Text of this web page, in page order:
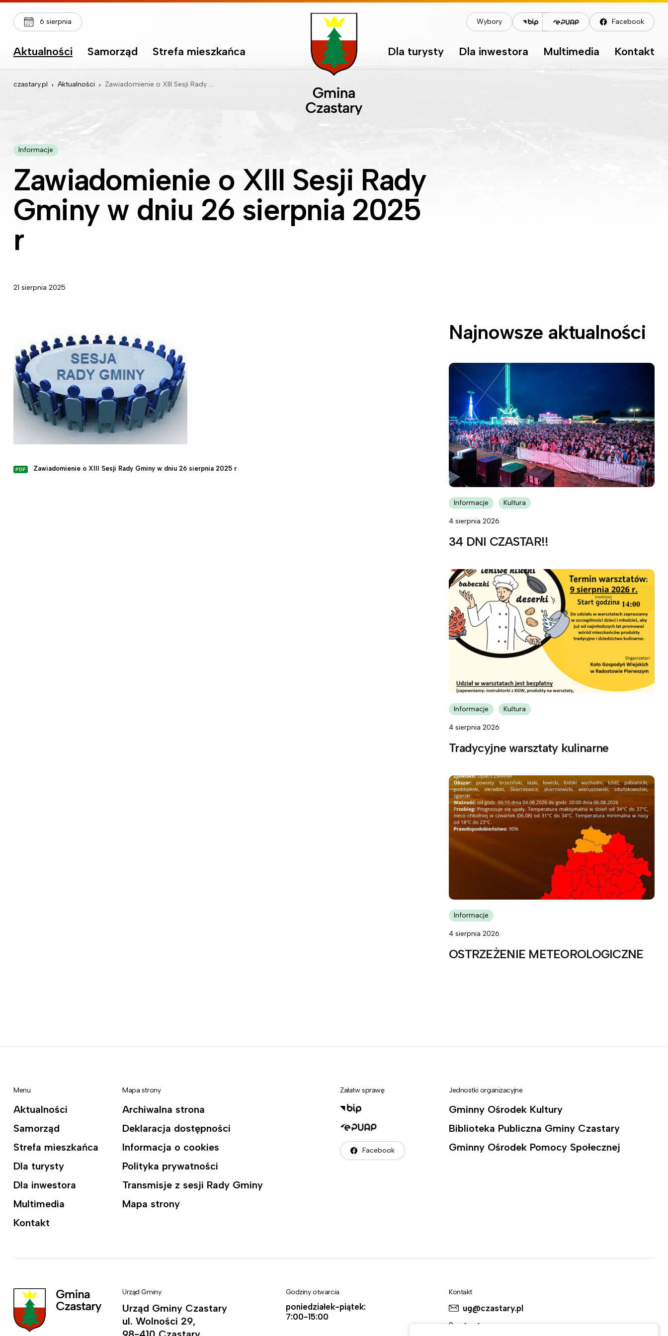
6 sierpnia Wybory Facebook
Aktualności Samorząd Strefa mieszkańca Dla turysty Dla inwestora Multimedia Kontakt
czastary.pl Aktualności Zawiadomienie o XIII Sesji Rady Gminy w dniu 26 sierpnia 2025 r
Informacje
Zawiadomienie o XIII Sesji Rady
Gminy w dniu 26 sierpnia 2025
r
21 sierpnia 2025
Zawiadomienie o XIII Sesji Rady Gminy w dniu 26 sierpnia 2025 r
Najnowsze aktualności
Informacje Kultura
4 sierpnia 2026
34 DNI CZASTAR!!
Informacje Kultura
4 sierpnia 2026
Tradycyjne warsztaty kulinarne
Informacje
4 sierpnia 2026
OSTRZEŻENIE METEOROLOGICZNE
Menu
Aktualności
Samorząd
Strefa mieszkańca
Dla turysty
Dla inwestora
Multimedia
Kontakt
Mapa strony
Archiwalna strona
Deklaracja dostępności
Informacja o cookies
Polityka prywatności
Transmisje z sesji Rady Gminy
Mapa strony
Załatw sprawę
Facebook
Jednostki organizacyjne
Gminny Ośrodek Kultury
Biblioteka Publiczna Gminy Czastary
Gminny Ośrodek Pomocy Społecznej
Urząd Gminy
Urząd Gminy Czastary
ul. Wolności 29,
Godziny otwarcia
poniedziałek-piątek:
7:00-15:00
Kontakt
ug@czastary.pl
(62) 784-31-11